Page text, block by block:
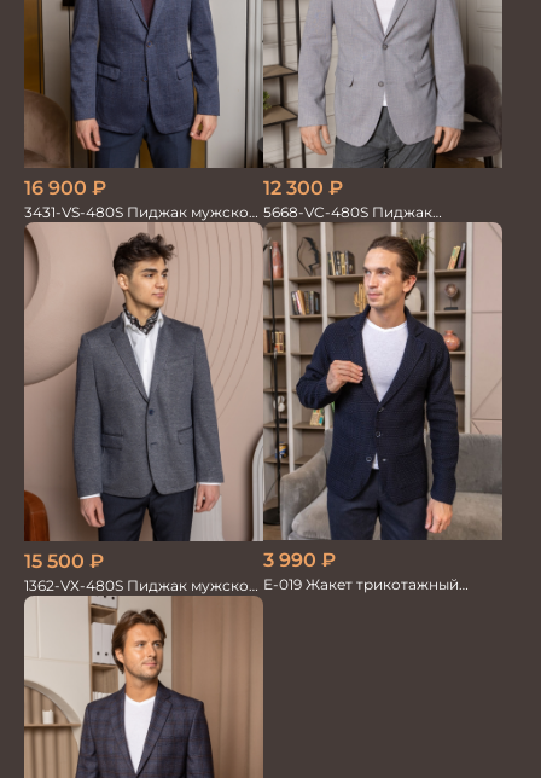
16 900 ₽
3431-VS-480S Пиджак мужской
трикотаж
12 300 ₽
5668-VC-480S Пиджак
мужской на п/п
15 500 ₽
1362-VX-480S Пиджак мужской
трикотажный
3 990 ₽
Е-019 Жакет трикотажный